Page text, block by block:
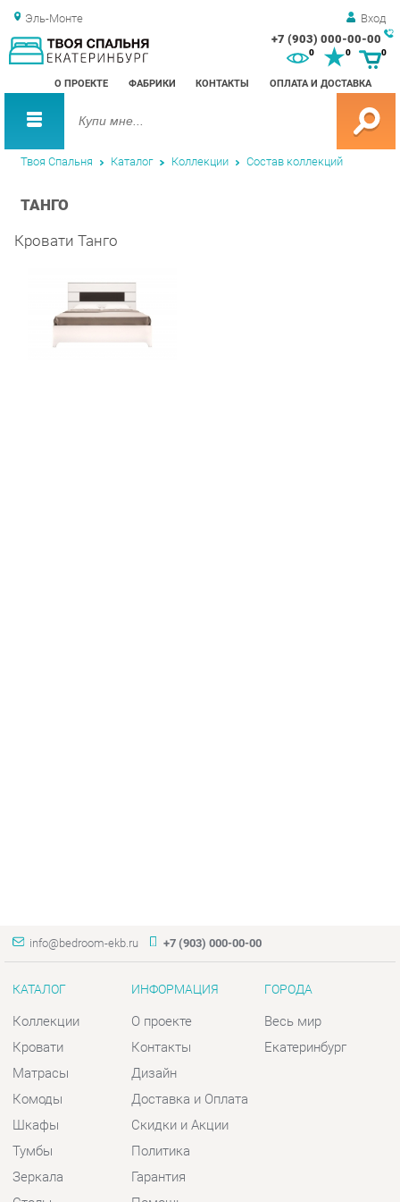
Эль-Монте Вход
+7 (903) 000-00-00
О ПРОЕКТЕ ФАБРИКИ КОНТАКТЫ ОПЛАТА И ДОСТАВКА
0 0
Твоя Спальня Каталог Коллекции Состав коллекций
ТАНГО
Кровати Танго
КАТАЛОГ
Матрасы
Комоды
Шкафы
Тумбы
Зеркала
Столы
Мягкая мебель
ИНФОРМАЦИЯ
Дизайн
Доставка и Оплата
Скидки и Акции
Политика
Гарантия
Помощь
ГОРОДА